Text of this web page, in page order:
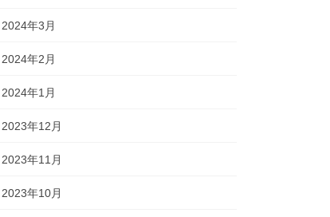
2024年3月
2024年2月
2024年1月
2023年12月
2023年11月
2023年10月